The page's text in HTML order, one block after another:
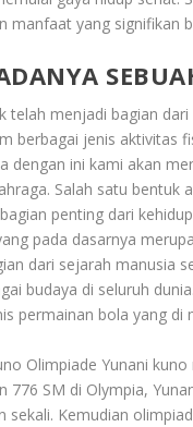
manfaat yang signifikan
telah menjadi bagian
berbagai jenis aktivitas
dengan ini kami akan
. Salah satu bentuk
penting dari
pada dasarnya
dari sejarah manusia
budaya di seluruh
permainan bola yang
Olimpiade Yunani
776 SM di Olympia,
sekali. Kemudian